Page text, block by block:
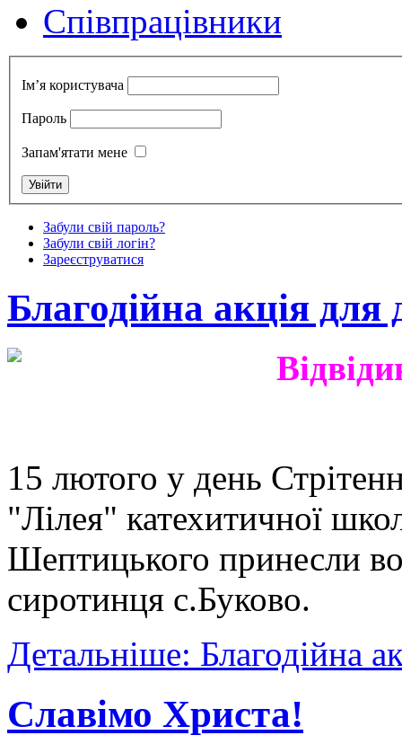
Cпівпрацівники
Ім’я користувача
Пароль
Запам'ятати мене
Забули свій пароль?
Забули свій логін?
Зареєструватися
Благодійна акція для
15 лютого у день
"Лілея" катехитичної
Шептицького принесли
сиротинця с.Буково.
Детальніше: Благодійна
Славімо Христа!